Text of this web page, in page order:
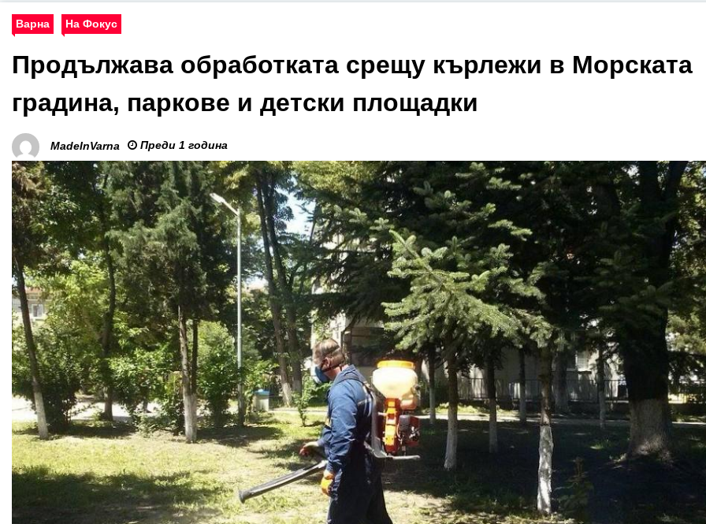
Варна На Фокус
Продължава обработката срещу кърлежи в Морската
градина, паркове и детски площадки
MadeInVarna Преди 1 година